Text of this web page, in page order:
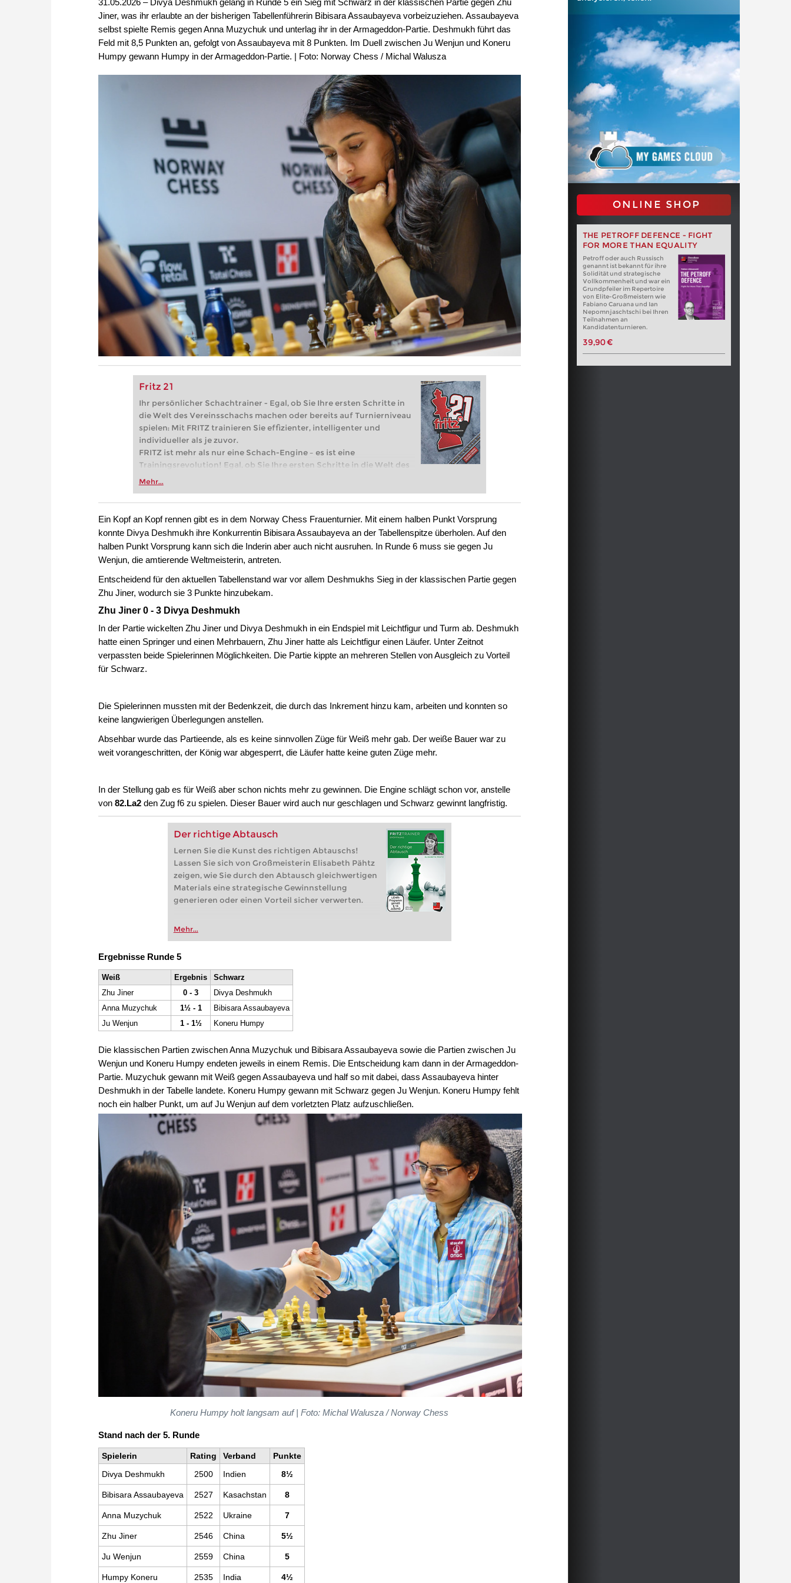
Jiner, was ihr erlaubte an der bisherigen Tabellenführerin Bibisara Assaubayeva vorbeizuziehen. Assaubayeva
selbst spielte Remis gegen Anna Muzychuk und unterlag ihr in der Armageddon-Partie. Deshmukh führt das
Feld mit 8,5 Punkten an, gefolgt von Assaubayeva mit 8 Punkten. Im Duell zwischen Ju Wenjun und Koneru
Humpy gewann Humpy in der Armageddon-Partie. | Foto: Norway Chess / Michal Walusza
Fritz 21
Ihr persönlicher Schachtrainer - Egal, ob Sie Ihre ersten Schritte in
die Welt des Vereinsschachs machen oder bereits auf Turnierniveau
spielen: Mit FRITZ trainieren Sie effizienter, intelligenter und
individueller als je zuvor.
FRITZ ist mehr als nur eine Schach-Engine – es ist eine
Trainingsrevolution! Egal, ob Sie Ihre ersten Schritte in die Welt des
Vereinsschachs machen oder bereits auf Turnierniveau spielen: Mit
zuvor.
Mehr...
ONLINE SHOP
THE PETROFF DEFENCE - FIGHT
FOR MORE THAN EQUALITY
Petroff oder auch Russisch
genannt ist bekannt für ihre
Solidität und strategische
Vollkommenheit und war ein
Grundpfeiler im Repertoire
von Elite-Großmeistern wie
Fabiano Caruana und Ian
Nepomnjaschtschi bei Ihren
Teilnahmen an
Kandidatenturnieren.
39,90 €
Ein Kopf an Kopf rennen gibt es in dem Norway Chess Frauenturnier. Mit einem halben Punkt Vorsprung
konnte Divya Deshmukh ihre Konkurrentin Bibisara Assaubayeva an der Tabellenspitze überholen. Auf den
halben Punkt Vorsprung kann sich die Inderin aber auch nicht ausruhen. In Runde 6 muss sie gegen Ju
Wenjun, die amtierende Weltmeisterin, antreten.
Entscheidend für den aktuellen Tabellenstand war vor allem Deshmukhs Sieg in der klassischen Partie gegen
Zhu Jiner, wodurch sie 3 Punkte hinzubekam.
Zhu Jiner 0 - 3 Divya Deshmukh
In der Partie wickelten Zhu Jiner und Divya Deshmukh in ein Endspiel mit Leichtfigur und Turm ab. Deshmukh
hatte einen Springer und einen Mehrbauern, Zhu Jiner hatte als Leichtfigur einen Läufer. Unter Zeitnot
verpassten beide Spielerinnen Möglichkeiten. Die Partie kippte an mehreren Stellen von Ausgleich zu Vorteil
für Schwarz.
Die Spielerinnen mussten mit der Bedenkzeit, die durch das Inkrement hinzu kam, arbeiten und konnten so
keine langwierigen Überlegungen anstellen.
Absehbar wurde das Partieende, als es keine sinnvollen Züge für Weiß mehr gab. Der weiße Bauer war zu
weit vorangeschritten, der König war abgesperrt, die Läufer hatte keine guten Züge mehr.
In der Stellung gab es für Weiß aber schon nichts mehr zu gewinnen. Die Engine schlägt schon vor, anstelle
von 82.La2 den Zug f6 zu spielen. Dieser Bauer wird auch nur geschlagen und Schwarz gewinnt langfristig.
Der richtige Abtausch
Lernen Sie die Kunst des richtigen Abtauschs!
Lassen Sie sich von Großmeisterin Elisabeth Pähtz
zeigen, wie Sie durch den Abtausch gleichwertigen
Materials eine strategische Gewinnstellung
generieren oder einen Vorteil sicher verwerten.
Mehr...
Ergebnisse Runde 5
Weiß Ergebnis
Schwarz
Zhu Jiner
0 - 3
Divya Deshmukh
Anna Muzychuk
1½ - 1
Bibisara Assaubayeva
Ju Wenjun
1 - 1½ Koneru Humpy
Die klassischen Partien zwischen Anna Muzychuk und Bibisara Assaubayeva sowie die Partien zwischen Ju
Wenjun und Koneru Humpy endeten jeweils in einem Remis. Die Entscheidung kam dann in der Armageddon-
Partie. Muzychuk gewann mit Weiß gegen Assaubayeva und half so mit dabei, dass Assaubayeva hinter
Deshmukh in der Tabelle landete. Koneru Humpy gewann mit Schwarz gegen Ju Wenjun. Koneru Humpy fehlt
noch ein halber Punkt, um auf Ju Wenjun auf dem vorletzten Platz aufzuschließen.
Koneru Humpy holt langsam auf | Foto: Michal Walusza / Norway Chess
Stand nach der 5. Runde
Spielerin Rating Verband
Punkte
Divya Deshmukh
2500 Indien 8½
Bibisara Assaubayeva 2527 Kasachstan 8
Anna Muzychuk 2522 Ukraine 7
Zhu Jiner 2546 China 5½
Ju Wenjun 2559 China 5
Humpy Koneru 2535 India 4½